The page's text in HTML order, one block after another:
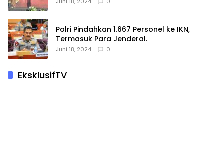
Juni 18, 2024 0
Polri Pindahkan 1.667 Personel ke IKN,
Termasuk Para Jenderal.
Juni 18, 2024 0
EksklusifTV